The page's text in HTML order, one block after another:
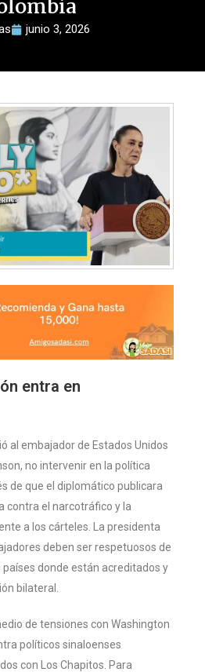
junio 3, 2026
entra en
al embajador de Estados Unidos
no intervenir en la política
de que el diplomático publicara
contra el narcotráfico y la
a los cárteles. La presidenta
deben ser respetuosos de
donde están acreditados y
bilateral.
de tensiones con Washington
políticos sinaloenses
con Los Chapitos. Para